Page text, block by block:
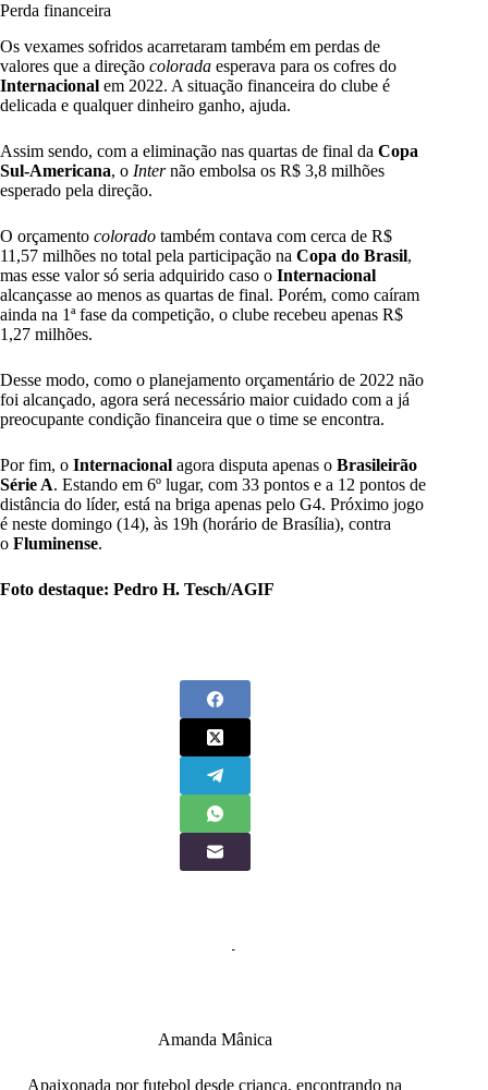
Perda financeira
Os vexames sofridos acarretaram também em perdas de
valores que a direção colorada esperava para os cofres do
Internacional em 2022. A situação financeira do clube é
delicada e qualquer dinheiro ganho, ajuda.
Assim sendo, com a eliminação nas quartas de final da Copa
Sul-Americana, o Internão embolsa os R$ 3,8 milhões
esperado pela direção.
O orçamento colorado também contava com cerca de R$
11,57 milhões no total pela participação na Copa do Brasil,
mas esse valor só seria adquirido caso o Internacional
alcançasse ao menos as quartas de final. Porém, como caíram
ainda na 1ª fase da competição, o clube recebeu apenas R$
1,27 milhões.
Desse modo, como o planejamento orçamentário de 2022 não
foi alcançado, agora será necessário maior cuidado com a já
preocupante condição financeira que o time se encontra.
Por fim, o Internacional agora disputa apenas o Brasileirão
Série A. Estando em 6º lugar, com 33 pontos e a 12 pontos de
distância do líder, está na briga apenas pelo G4. Próximo jogo
é neste domingo (14), às 19h (horário de Brasília), contra
o Fluminense.
Foto destaque: Pedro H. Tesch/AGIF
Amanda Mânica
Apaixonada por futebol desde criança, encontrando na